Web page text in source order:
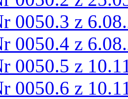
0050.3 z
0050.4 z
0050.5 z
0050.6 z